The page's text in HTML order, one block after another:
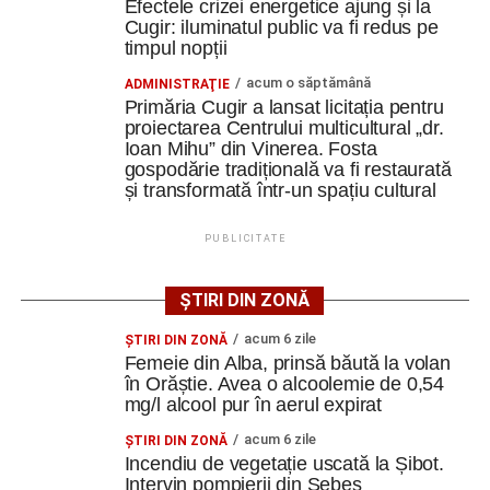
O altă realizare pe care am avut-o aici a fost proiectarea
în timp de o lună a unei cupele. Un aplicator de vopsea se
numește clopot, clopot de vopsea, și are o cupelă care se
învârte cu până la 70 de mii de rotații pe minut, făcând
atomizarea vopselei. Dumnezeu mi-a ajutat să fac într-o
lună cupela asta, fără să mă inspir de niciunde, doar
bazat pe fizică, pe mecanica fluidelor, pe electrostatică”
Constantin PREDESCU
Adaugă cugirinfo.ro ca sursă
preferată pe Google
Adaugă cugirinfo.ro ca sursă
preferată pe Google
Ultimele știri din Cugir
pregătire: Metalurgistul Cugir – FC Inter Sibiu 1-0
Cum și-a construit un informatician din Cugir propria
mașină solară. Vehiculul a ajuns și la o expoziție din
Trei profesori ai Colegiului Național „David Prodan”
Cugir și-au perfecționat competențele prin
Efectele crizei energetice ajung și la
Cugir: iluminatul public va fi redus pe
timpul nopții
ADMINISTRAŢIE acum o săptămână
Primăria Cugir a lansat licitația pentru
proiectarea Centrului multicultural „dr.
Ioan Mihu” din Vinerea. Fosta
gospodărie tradițională va fi restaurată
și transformată într-un spațiu cultural
PUBLICITATE
ȘTIRI DIN ZONĂ
ŞTIRI DIN ZONĂ acum 6 zile
Femeie din Alba, prinsă băută la volan
în Orăștie. Avea o alcoolemie de 0,54
mg/l alcool pur în aerul expirat
ŞTIRI DIN ZONĂ acum 6 zile
Incendiu de vegetație uscată la Șibot.
Intervin pompierii din Sebeș